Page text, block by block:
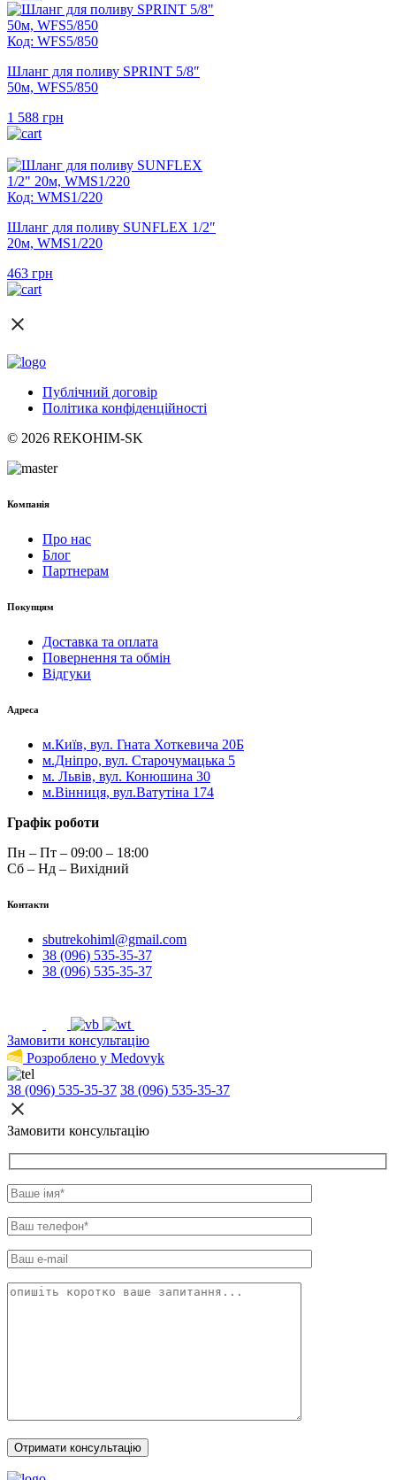
953 грн.735 грн.
Код: WFS5/850
Шланг для поливу SPRINT 5/8″
50м, WFS5/850
1 588 грн
Код: WMS1/220
Шланг для поливу SUNFLEX 1/2″
20м, WMS1/220
463 грн
Публічний договір
Політика конфіденційності
© 2026 REKOHIM-SK
Компанія
Про нас
Блог
Партнерам
Покупцям
Доставка та оплата
Повернення та обмін
Відгуки
Адреса
м.Київ, вул. Гната Хоткевича 20Б
м.Дніпро, вул. Старочумацька 5
м. Львів, вул. Конюшина 30
м.Вінниця, вул.Ватутіна 174
Графік роботи
Пн – Пт – 09:00 – 18:00
Сб – Нд – Вихідний
Контакти
sbutrekohiml@gmail.com
38 (096) 535-35-37
38 (096) 535-35-37
Замовити консультацію
Розроблено у Medovyk
38 (096) 535-35-37 38 (096) 535-35-37
Замовити консультацію